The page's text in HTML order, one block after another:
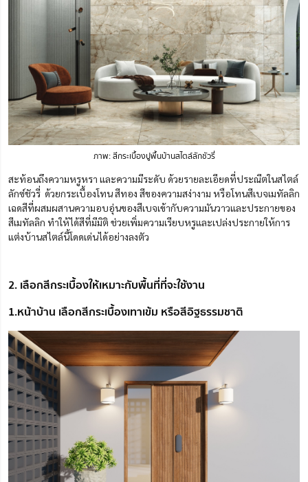
ภาพ: สีกระเบื้องปูพื้นบ้านสไตล์ลักชัวรี่
สะท้อนถึงความหรูหรา และความมีระดับ ด้วยรายละเอียดที่ประณีตในสไตล์
ลักซ์ชัวรี่ ด้วยกระเบื้องโทน สีทอง สีของความสง่างาม หรือโทนสีเบจเมทัลลิก
เฉดสีที่ผสมผสานความอบอุ่นของสีเบจเข้ากับความมันวาวและประกายของ
สีเมทัลลิก ทำให้ได้สีที่มีมิติ ช่วยเพิ่มความเรียบหรูและเปล่งประกายให้การ
แต่งบ้านสไตล์นี้โดดเด่นได้อย่างลงตัว
2. เลือกสีกระเบื้องให้เหมาะกับพื้นที่ที่จะใช้งาน
1.หน้าบ้าน เลือกสีกระเบื้องเทาเข้ม หรือสีอิฐธรรมชาติ